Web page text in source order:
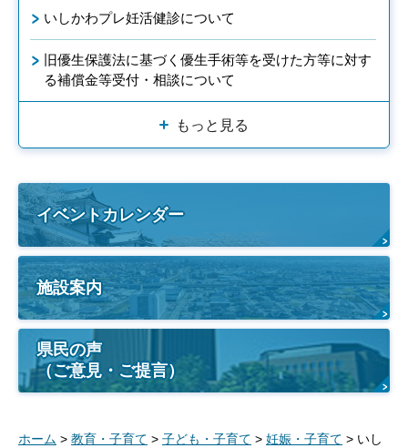
いしかわプレ妊活健診について
旧優生保護法に基づく優生手術等を受けた方等に対す
る補償金等受付・相談について
もっと見る
イベントカレンダー
施設案内
県民の声
（ご意見・ご提言）
ホーム > 教育・子育て > 子ども・子育て > 妊娠・子育て > いし